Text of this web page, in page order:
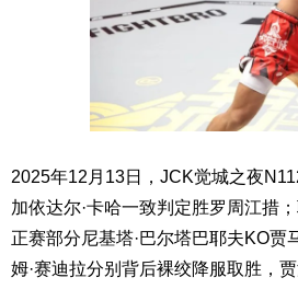
2025年12月13日，JCK觉城之夜
加依达尔·卡哈一致判定胜罗周江措
正赛部分尼基塔·巴尔塔巴耶夫KO
姆·赛迪拉分别背后裸绞降服取胜，